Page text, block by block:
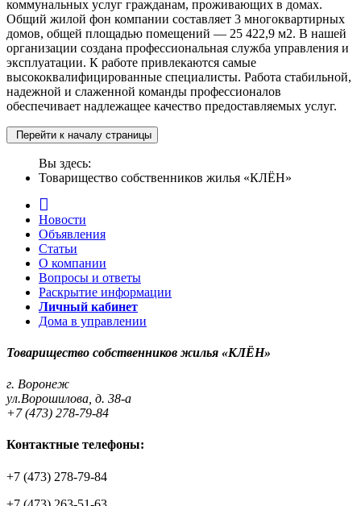
коммунальных услуг гражданам, проживающих в домах.
Общий жилой фон компании составляет 3 многоквартирных
домов, общей площадью помещений — 25 422,9 м2. В нашей
организации создана профессиональная служба управления и
эксплуатации. К работе привлекаются самые
высококвалифицированные специалисты. Работа стабильной,
надежной и слаженной команды профессионалов
обеспечивает надлежащее качество предоставляемых услуг.
Перейти к началу страницы
Вы здесь:
Товарищество собственников жилья «КЛЁН»
Новости
Объявления
Статьи
О компании
Вопросы и ответы
Раскрытие информации
Личный кабинет
Дома в управлении
Товарищество собственников жилья «КЛЁН»
г. Воронеж
ул.Ворошилова, д. 38-а
+7 (473) 278-79-84
Контактные телефоны:
+7 (473) 278-79-84